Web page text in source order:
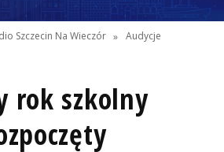
Szczecin Na Wieczór » Audycje
rok szkolny